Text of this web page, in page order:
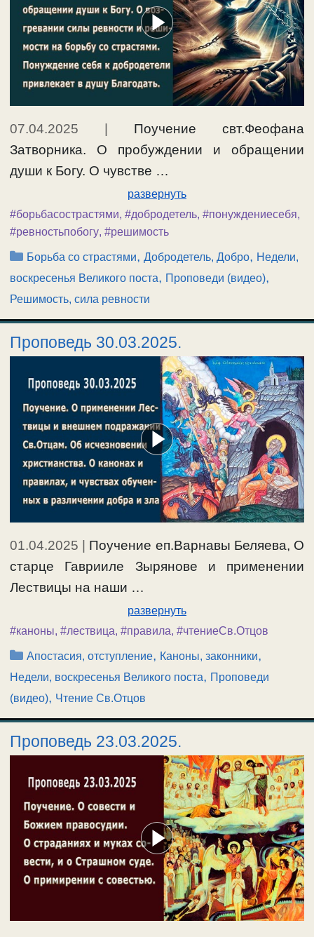
07.04.2025
Поучение свт.Феофана
Затворника. О пробуждении и обращении
души к Богу. О чувстве …
развернуть
#борьбасострастями, #добродетель, #понуждениесебя,
#ревностьпобогу, #решимость
Рубрики
Борьба со страстями,Добродетель, Добро, Недели,
воскресенья Великого поста, Проповеди (видео),
Решимость, сила ревности
Проповедь 30.03.2025.
01.04.2025
Поучение еп.Варнавы Беляева, О
старце Гаврииле Зырянове и применении
Лествицы на наши …
развернуть
#каноны, #лествица, #правила, #чтениеСв.Отцов
Рубрики
Апостасия, отступление, Каноны, законники,
Недели, воскресенья Великого поста, Проповеди
(видео), Чтение Св.Отцов
Проповедь 23.03.2025.